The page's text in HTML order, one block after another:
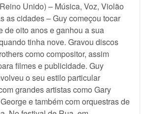
Unido) – Música, Voz, Violão
as cidades – Guy começou tocar
de oito anos e ganhou a sua
tinha nove. Gravou discos
como compositor, assim
filmes e publicidade. Guy
o seu estilo particular
grandes artistas como Gary
e também com orquestras de